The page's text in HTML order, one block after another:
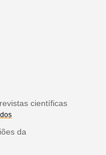
científicas
da